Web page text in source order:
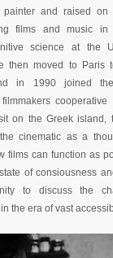
and raised on
films and music in
science at the
then moved to Paris
in 1990 joined
cooperative
on the Greek island,
cinematic as a
films can function as
of consiousness
to discuss the
the era of vast